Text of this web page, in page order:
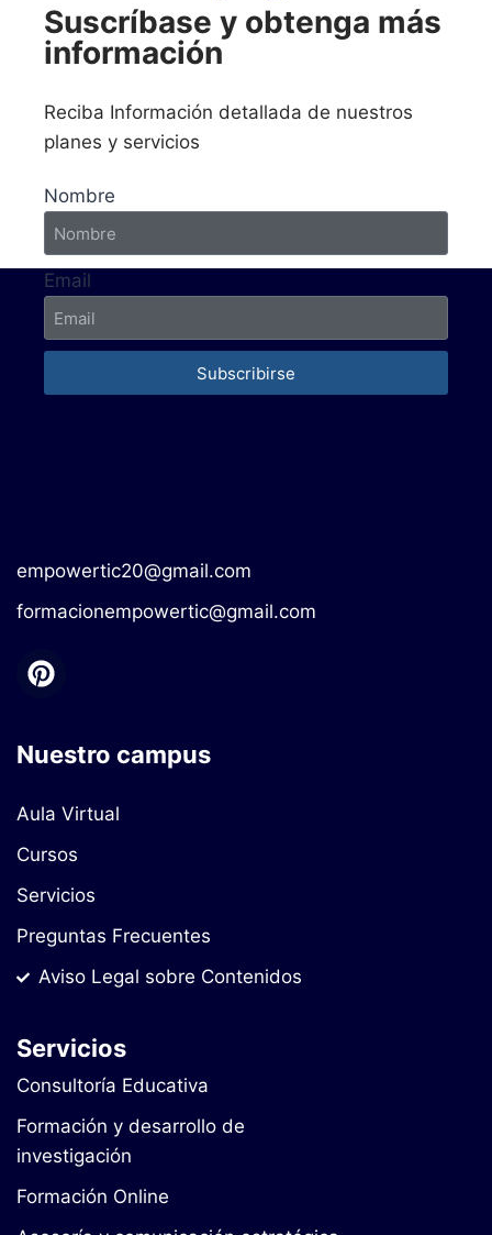
Suscríbase y obtenga más
información
Reciba Información detallada de nuestros
planes y servicios
Nombre
Email
Subscribirse
empowertic20@gmail.com
formacionempowertic@gmail.com
Nuestro campus
Aula Virtual
Cursos
Servicios
Preguntas Frecuentes
Aviso Legal sobre Contenidos
Servicios
Consultoría Educativa
Formación y desarrollo de
investigación
Formación Online